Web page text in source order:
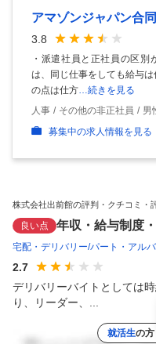
アマゾンジャパン合
3.8
・派遣社員と正社員の区別
は、同じ仕事をしても給与
の点は仕方…続きを見る
人事
その他の非正社員 男
募集中の求人情報を見る
株式会社出前館の評判・クチコミ・
良い点 年収・給与制度
宅配・デリバリー パート・アル
2.7
デリバリーバイトとしては
り、リーダー、...
就活生の